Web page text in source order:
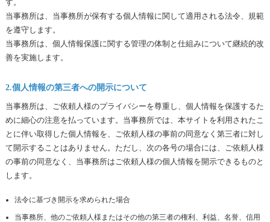
す。
当事務所は、当事務所が保有する個人情報に関して適用される法令、規範
を遵守します。
当事務所は、個人情報保護に関する管理の体制と仕組みについて継続的改
善を実施します。
2.個人情報の第三者への開示について
当事務所は、ご依頼人様のプライバシーを尊重し、個人情報を保護するた
めに細心の注意を払っています。当事務所では、本サイトを利用されたこ
とに伴い取得した個人情報を、ご依頼人様の事前の同意なく第三者に対し
て開示することはありません。ただし、次の各号の場合には、ご依頼人様
の事前の同意なく、当事務所はご依頼人様の個人情報を開示できるものと
します。
法令に基づき開示を求められた場合
当事務所、他のご依頼人様またはその他の第三者の権利、利益、名誉、信用